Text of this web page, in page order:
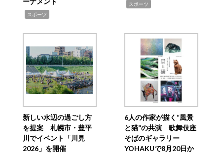
スポーツ
スポーツ
新しい水辺の過ごし方
を提案 札幌市・豊平
川でイベント「川見
2026」を開催
6人の作家が描く“風景
と猫”の共演 歌舞伎座
そばのギャラリー
YOHAKUで8月20日か